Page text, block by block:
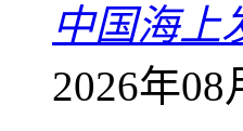
中国海上
2026年08